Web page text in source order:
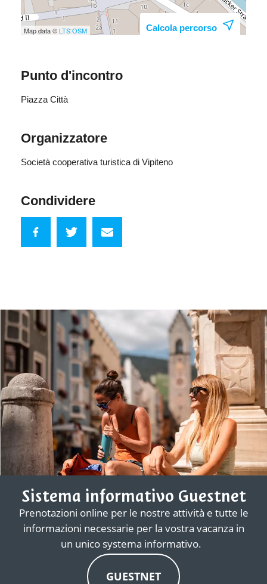
Map data ©LTSOSM Calcola percorso
Punto d'incontro
Piazza Città
Organizzatore
Società cooperativa turistica di Vipiteno
Condividere
Sistema informativo Guestnet
Prenotazioni online per le nostre attività e tutte le
informazioni necessarie per la vostra vacanza in
un unico systema informativo.
GUESTNET